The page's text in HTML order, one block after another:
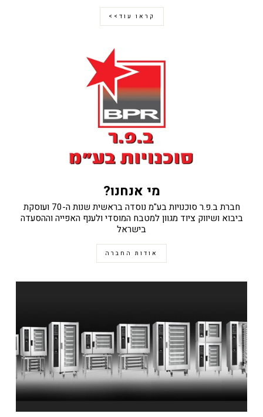
קראו עוד>>
מי אנחנו?
חברת ב.פ.ר סוכנויות בע"מ נוסדה בראשית שנות ה-70 ועוסקת
ביבוא ושיווק ציוד מגוון למטבח המוסדי ולענף האפייה וההסעדה
בישראל
אודות החברה